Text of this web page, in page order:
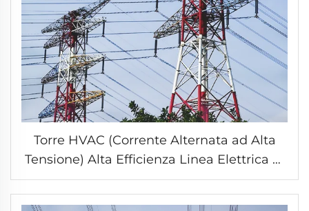
Torre HVAC (Corrente Alternata ad Alta
Tensione) Alta Efficienza Linea Elettrica di
Supporto Trasmissione Pylone